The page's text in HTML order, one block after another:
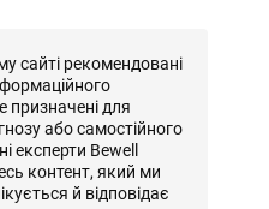
сайті рекомендовані
призначені для
або самостійного
експерти Bewell
контент, який ми
й відповідає